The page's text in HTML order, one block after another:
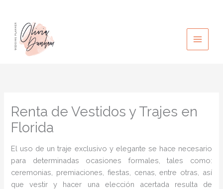
contenido
Renta de Vestidos y Trajes en
Florida
El uso de un traje exclusivo y elegante se hace necesario
para determinadas ocasiones formales, tales como:
ceremonias, premiaciones, fiestas, cenas, entre otras, así
que vestir y hacer una elección acertada resulta de